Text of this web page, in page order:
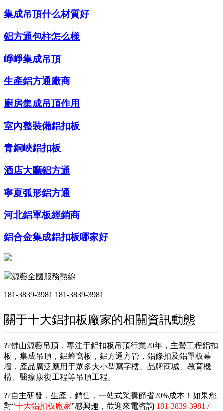
集成吊頂什么材質好
鋁方通包柱怎么樣
崢崢集成吊頂
生產鋁方通廠商
廚房集成吊頂作用
室內整裝備鋁扣板
青銅峽鋁扣板
酒店大廳鋁方通
寧夏弧形鋁方通
河北鋁單板經銷商
鋁合金集成鋁扣板哪家好
源藝全國服務熱線
181-3839-3981 181-3839-3981
關于十大鋁扣板廠家的相關資訊動態
??佛山源藝吊頂，專注于鋁扣板吊頂行業20年，主營工程鋁扣
板，集成吊頂，鋁蜂窩板，鋁方通方管，鋁條扣及鋁單板幕
墻，產品廣泛應用于眾多大小型寫字樓、品牌商城、教育機
構、醫療康復工程等吊頂工程。
??自主研發，生產，銷售，一站式采購節省20%成本！如果您
對“十大鋁扣板廠家”感興趣，歡迎來電咨詢 181-3839-3981 /